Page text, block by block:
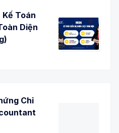
Toán
Diện
Chỉ